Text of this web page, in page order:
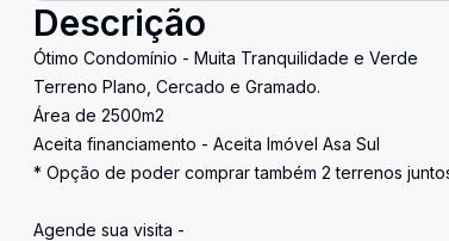
Descrição
Ótimo Condomínio - Muita Tranquilidade e Verde
Terreno Plano, Cercado e Gramado.
Área de 2500m2
Aceita financiamento - Aceita Imóvel Asa Sul
* Opção de poder comprar também 2 terrenos
Agende sua visita -